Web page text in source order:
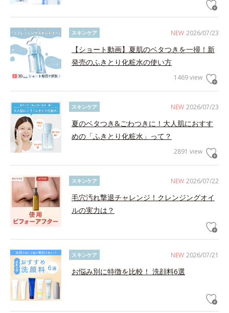
NEW 2026/07/23
スキンケア
【ショート動画】夏肌のベタつきを一掃！新
発売のふきとり化粧水の使い方
1469 view
NEW 2026/07/23
スキンケア
夏のベタつき&ごわつきに！大人肌におすす
めの「ふきとり化粧水」って？
2891 view
NEW 2026/07/22
スキンケア
毛穴汚れ撃退チャレンジ！クレンジングオイ
ルの実力は？
NEW 2026/07/21
スキンケア
お悩み別に特徴を比較！ 洗顔料6選